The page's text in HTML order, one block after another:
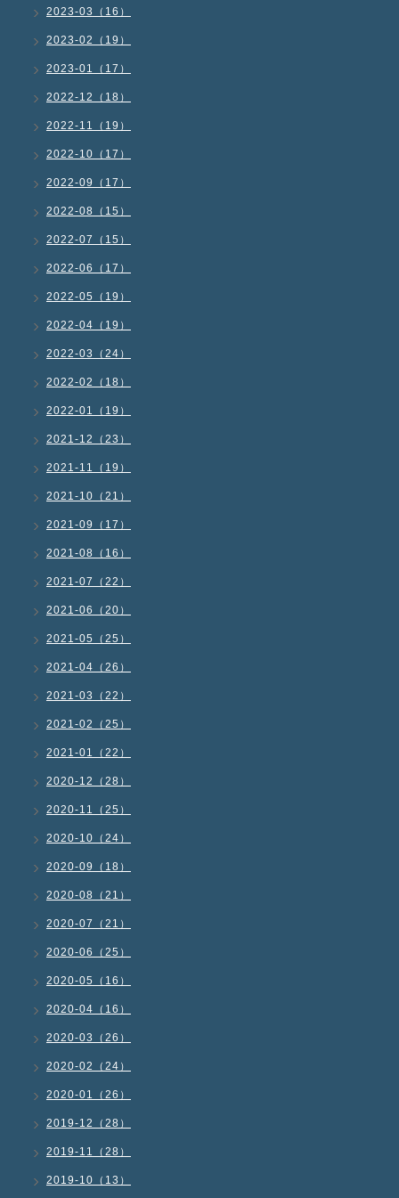
2023-03（16）
2023-02（19）
2023-01（17）
2022-12（18）
2022-11（19）
2022-10（17）
2022-09（17）
2022-08（15）
2022-07（15）
2022-06（17）
2022-05（19）
2022-04（19）
2022-03（24）
2022-02（18）
2022-01（19）
2021-12（23）
2021-11（19）
2021-10（21）
2021-09（17）
2021-08（16）
2021-07（22）
2021-06（20）
2021-05（25）
2021-04（26）
2021-03（22）
2021-02（25）
2021-01（22）
2020-12（28）
2020-11（25）
2020-10（24）
2020-09（18）
2020-08（21）
2020-07（21）
2020-06（25）
2020-05（16）
2020-04（16）
2020-03（26）
2020-02（24）
2020-01（26）
2019-12（28）
2019-11（28）
2019-10（13）